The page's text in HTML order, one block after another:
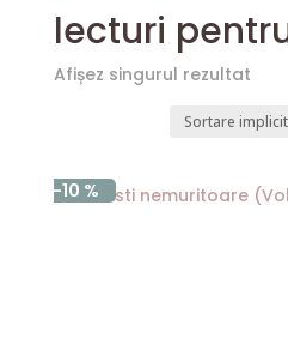
lecturi
Afișez singurul rezultat
-10 %